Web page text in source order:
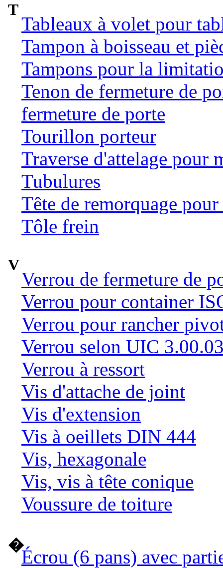
T
Tableaux à volet pour
Tampon à boisseau et
Tampons pour la
Tenon de fermeture de
fermeture de porte
Tourillon porteur
Traverse d'attelage pour
Tubulures
Tête de remorquage
Tôle frein
V
Verrou de fermeture de
Verrou pour container
Verrou pour rancher
Verrou selon UIC
Verrou à ressort
Vis d'attache de joint
Vis d'extension
Vis à oeillets DIN 444
Vis, hexagonale
Vis, vis à tête conique
Voussure de toiture
�
Écrou (6 pans) avec